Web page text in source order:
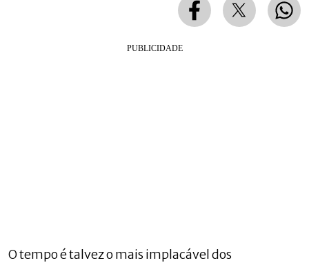
O tempo é talvez o mais implacável dos